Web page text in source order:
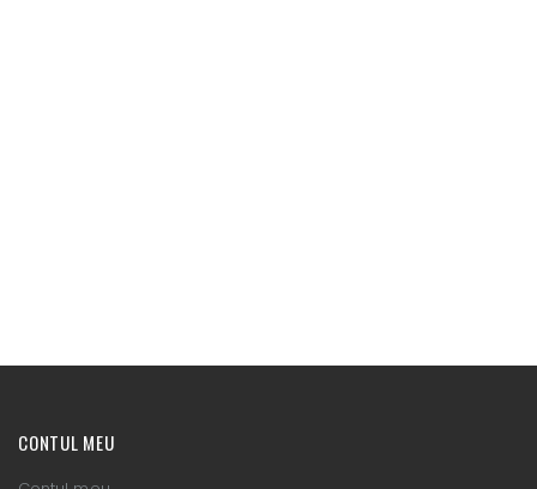
CONTUL MEU